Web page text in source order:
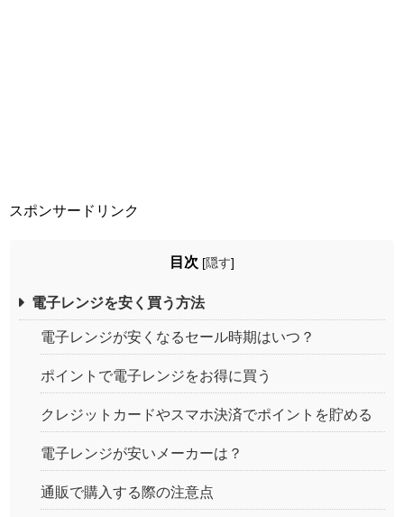
スポンサードリンク
目次 [隠す]
電子レンジを安く買う方法
電子レンジが安くなるセール時期はいつ？
ポイントで電子レンジをお得に買う
クレジットカードやスマホ決済でポイントを貯める
電子レンジが安いメーカーは？
通販で購入する際の注意点